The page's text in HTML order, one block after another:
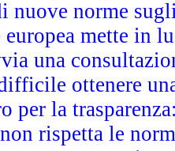
nuove norme
europea mette in
una
ottenere
per la
rispetta le